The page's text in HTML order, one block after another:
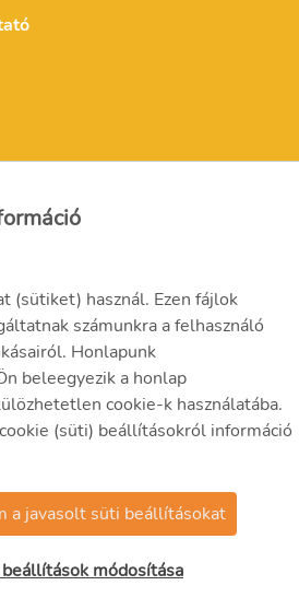
(sütiket) használ. Ezen fájlok
számunkra a felhasználó
Honlapunk
beleegyezik a honlap
cookie-k használatába.
(süti) beállításokról információ
a javasolt süti beállításokat
módosítása